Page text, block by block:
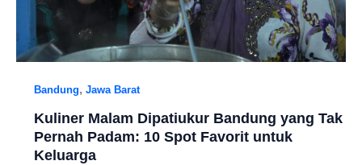
Bandung, Jawa Barat
Kuliner Malam Dipatiukur Bandung yang Tak
Pernah Padam: 10 Spot Favorit untuk
Keluarga